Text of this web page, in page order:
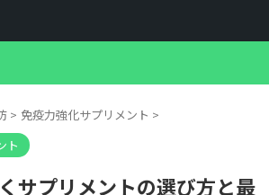
> 免疫力強化サプリメント >
ト
サプリメントの選び方と最